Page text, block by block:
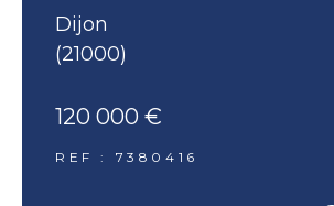
Dijon
(21000)
120 000 €
REF : 7380416